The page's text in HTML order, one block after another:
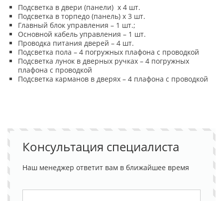
Подсветка в двери (панели) х 4 шт.
Подсветка в торпедо (панель) х 3 шт.
Главный блок управления – 1 шт.;
Основной кабель управления – 1 шт.
Проводка питания дверей – 4 шт.
Подсветка пола – 4 погружных плафона с проводкой
Подсветка лунок в дверных ручках – 4 погружных
плафона с проводкой
Подсветка карманов в дверях – 4 плафона с проводкой
Консультация специалиста
Наш менеджер ответит вам в ближайшее время